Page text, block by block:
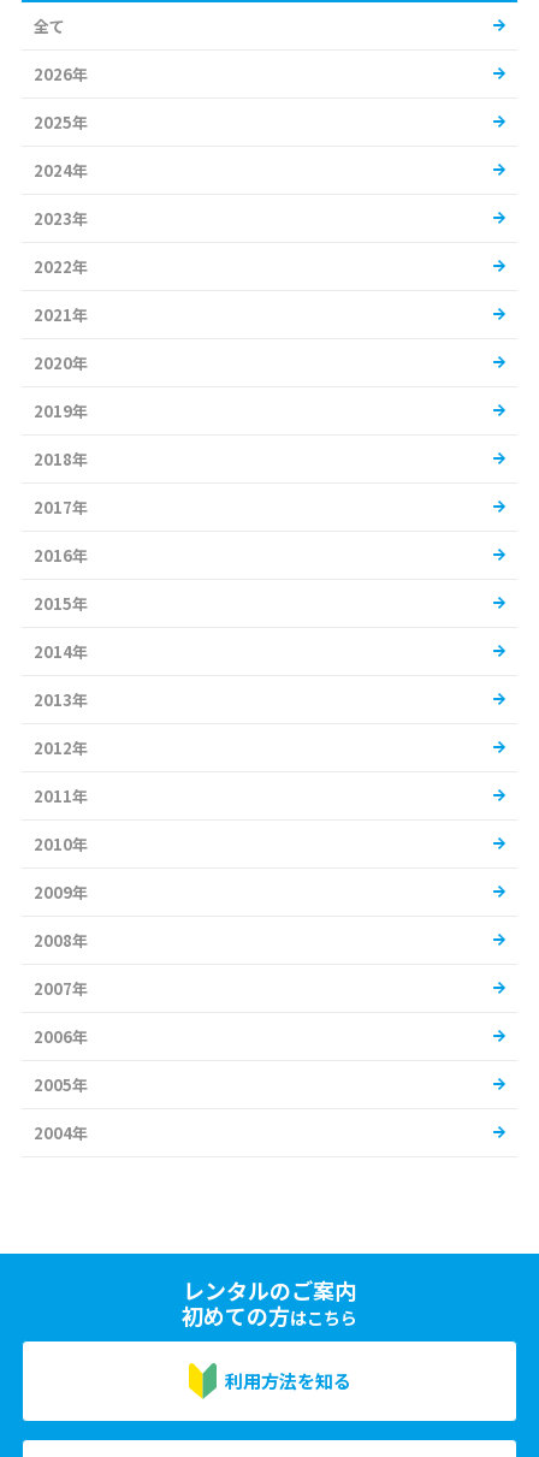
全て
2026年
2025年
2024年
2023年
2022年
2021年
2020年
2019年
2018年
2017年
2016年
2015年
2014年
2013年
2012年
2011年
2010年
2009年
2008年
2007年
2006年
2005年
2004年
レンタルのご案内
初めての方はこちら
利用方法を知る